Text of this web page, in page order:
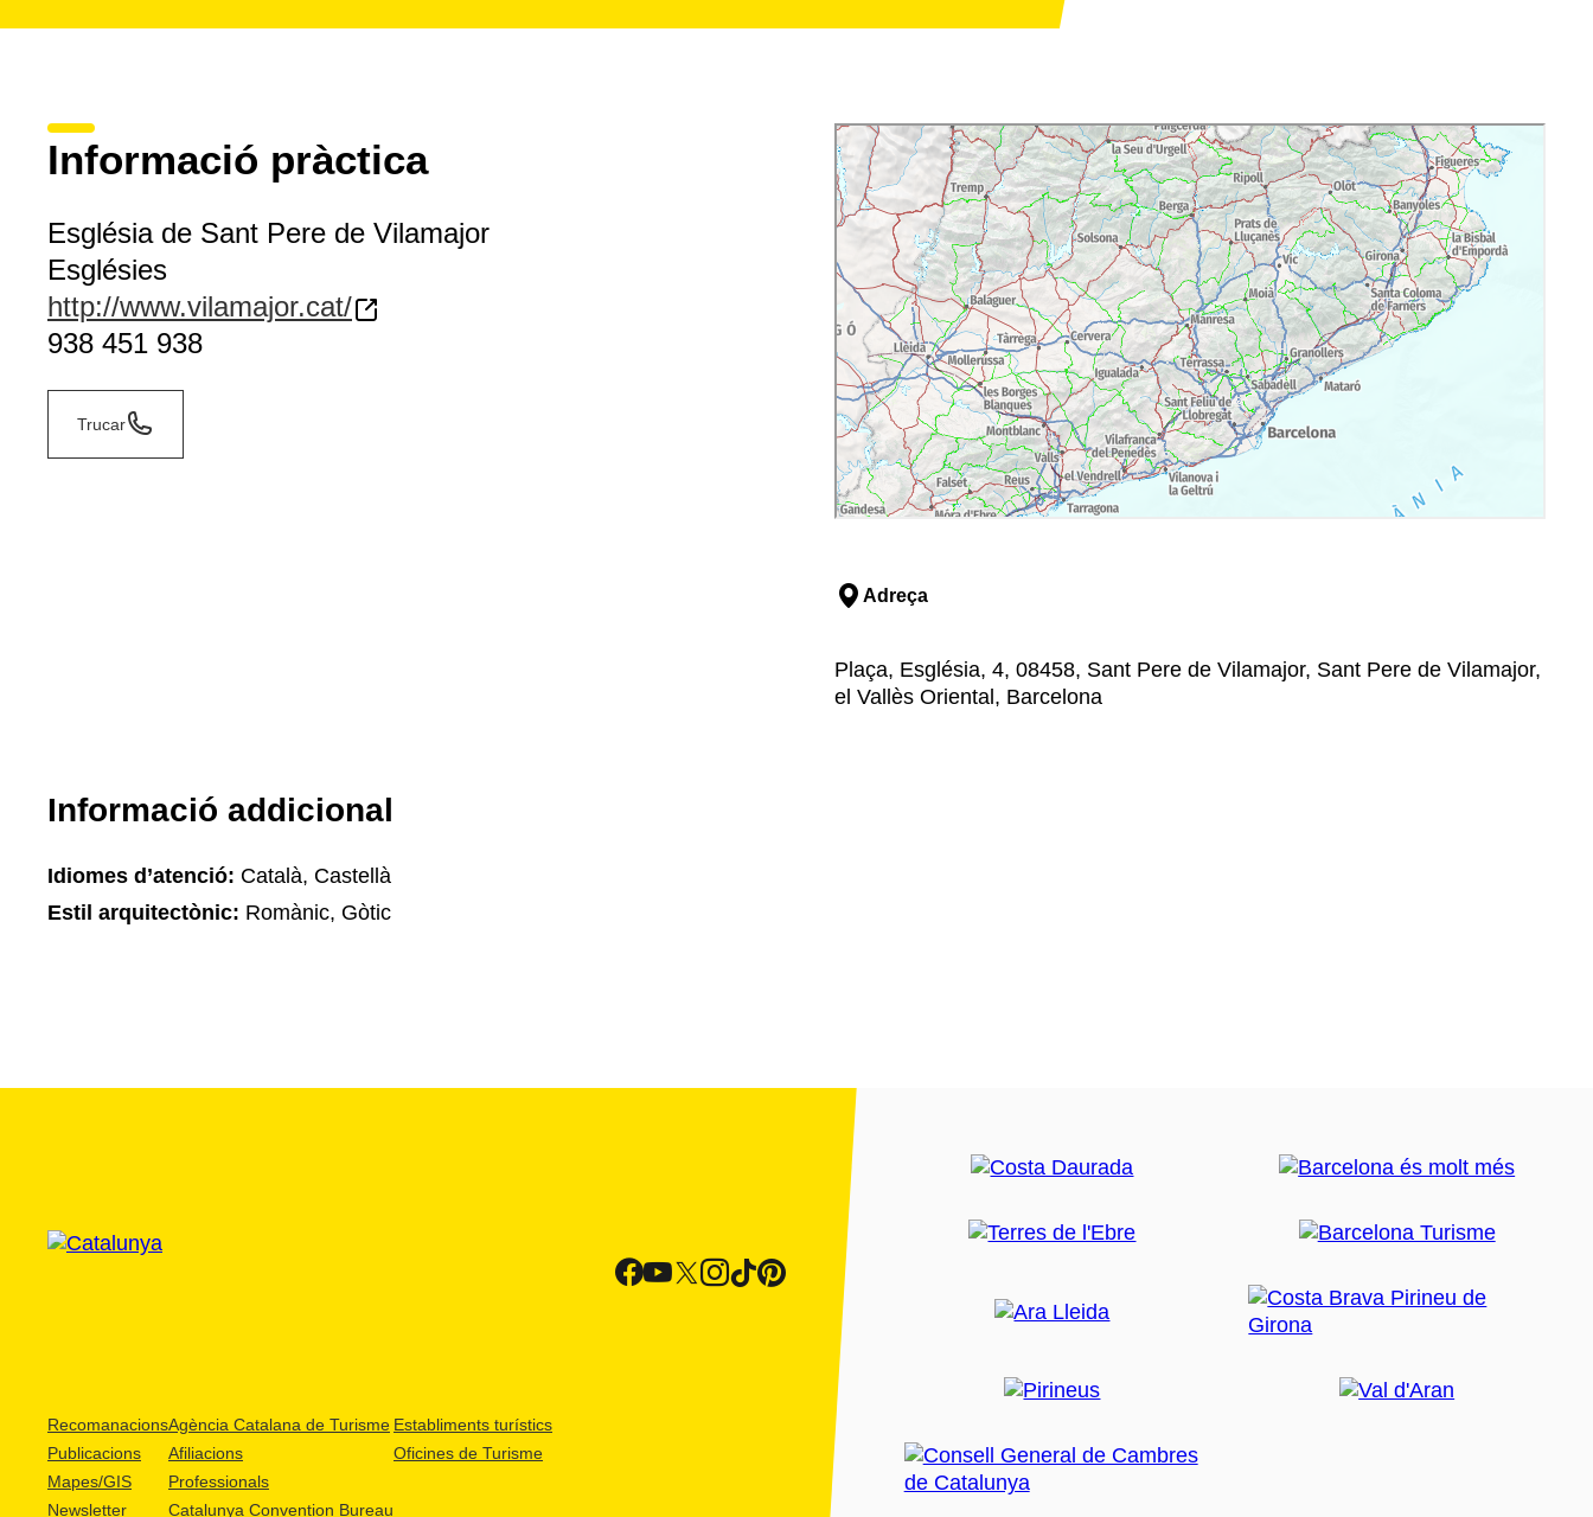
Informació pràctica
Església de Sant Pere de Vilamajor
Esglésies
http://www.vilamajor.cat/
938 451 938
Trucar
Adreça
Plaça, Església, 4, 08458, Sant Pere de Vilamajor, Sant Pere de Vilamajor,
el Vallès Oriental, Barcelona
Informació addicional
Idiomes d’atenció: Català, Castellà
Estil arquitectònic: Romànic, Gòtic
Recomanacions
Publicacions
Mapes/GIS
Newsletter
Agència Catalana de Turisme
Afiliacions
Professionals
Catalunya Convention Bureau
Establiments turístics
Oficines de Turisme